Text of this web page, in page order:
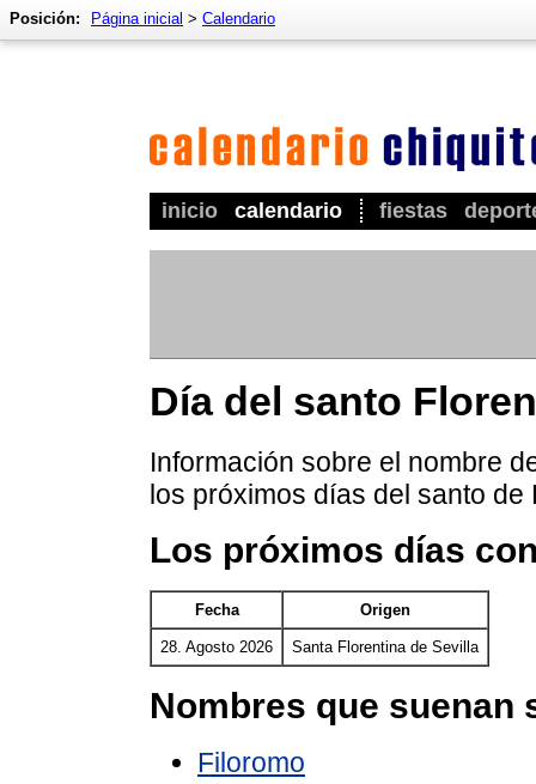
inicio calendario fiestas
Posición: Página inicial > Calendario
Día del santo
Información sobre el nombre
los próximos días del santo de
Los próximos días
Fecha Origen
28. Agosto 2026 Santa Florentina de Sevilla
Nombres que suenan
Filoromo